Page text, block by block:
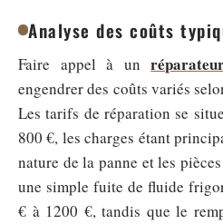
Analyse des coûts
Faire appel à un
engendrer des coûts variés
Les tarifs de réparation se
800 €, les charges étant
nature de la panne et les
une simple fuite de fluide
€ à 1200 €, tandis que le